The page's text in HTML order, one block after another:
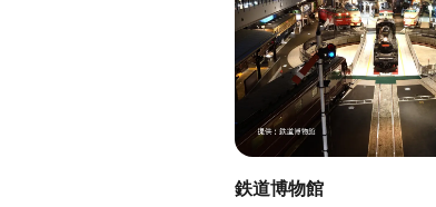
鉄道博物館